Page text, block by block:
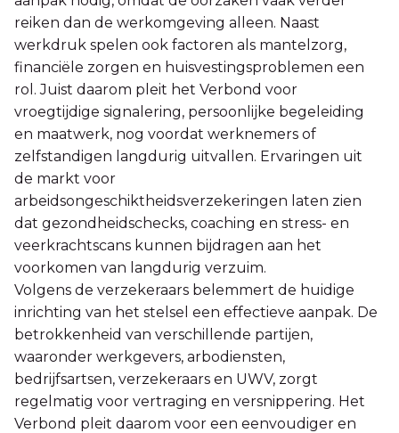
reiken dan de werkomgeving alleen. Naast
werkdruk spelen ook factoren als mantelzorg,
financiële zorgen en huisvestingsproblemen een
rol. Juist daarom pleit het Verbond voor
vroegtijdige signalering, persoonlijke begeleiding
en maatwerk, nog voordat werknemers of
zelfstandigen langdurig uitvallen. Ervaringen uit
de markt voor
arbeidsongeschiktheidsverzekeringen laten zien
dat gezondheidschecks, coaching en stress- en
veerkrachtscans kunnen bijdragen aan het
voorkomen van langdurig verzuim.
Volgens de verzekeraars belemmert de huidige
inrichting van het stelsel een effectieve aanpak. De
betrokkenheid van verschillende partijen,
waaronder werkgevers, arbodiensten,
bedrijfsartsen, verzekeraars en UWV, zorgt
regelmatig voor vertraging en versnippering. Het
Verbond pleit daarom voor een eenvoudiger en